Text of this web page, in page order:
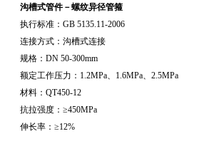
沟槽式管件－螺纹异径管箍
执行标准：GB 5135.11-2006
连接方式：沟槽式连接
规格：DN 50-300mm
额定工作压力：1.2MPa、1.6MPa、2.5MPa
材料：QT450-12
抗拉强度：≥450MPa
伸长率：≥12%